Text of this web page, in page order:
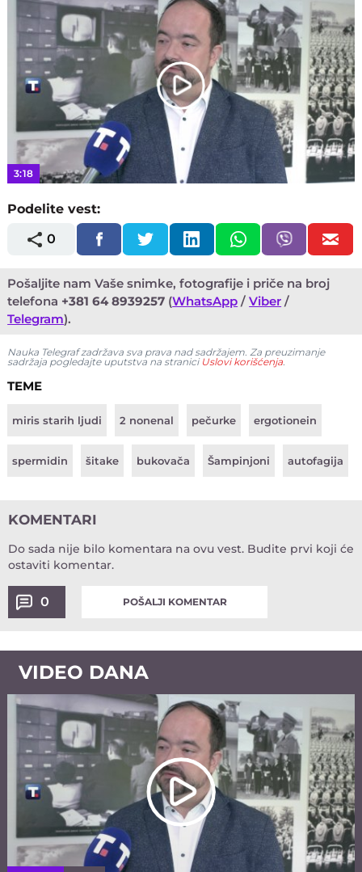
Play
Video
3:18
Podelite vest:
0
Pošaljite nam Vaše snimke, fotografije i priče na broj
telefona +381 64 8939257 (WhatsApp /Viber /
Telegram).
Nauka Telegraf zadržava sva prava nad sadržajem. Za preuzimanje
sadržaja pogledajte uputstva na stranici Uslovi korišćenja.
TEME
miris starih ljudi 2 nonenal pečurke ergotionein
spermidin šitake bukovača Šampinjoni autofagija
KOMENTARI
Do sada nije bilo komentara na ovu vest. Budite prvi koji će
ostaviti komentar.
0 POŠALJI KOMENTAR
VIDEO DANA